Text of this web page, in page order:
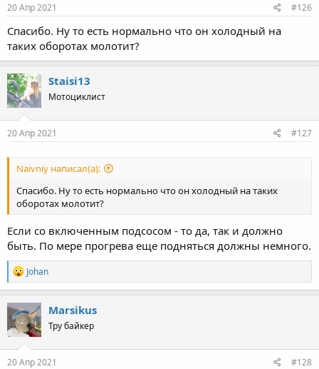
Заводил буквально на 10 секунд чтобы проверить.
Проехаться пока возможности нету, дожди и грязь
20 Апр 2021 #126
Спасибо. Ну то есть нормально что он холодный на
таких оборотах молотит?
Staisi13
Мотоциклист
20 Апр 2021 #127
Naivniy написал(а):
Спасибо. Ну то есть нормально что он холодный на таких
оборотах молотит?
Если со включенным подсосом - то да, так и должно
быть. По мере прогрева еще подняться должны немного.
R
e
a
c
t
i
o
n
s
Johan
Marsikus
Тру байкер
20 Апр 2021 #128